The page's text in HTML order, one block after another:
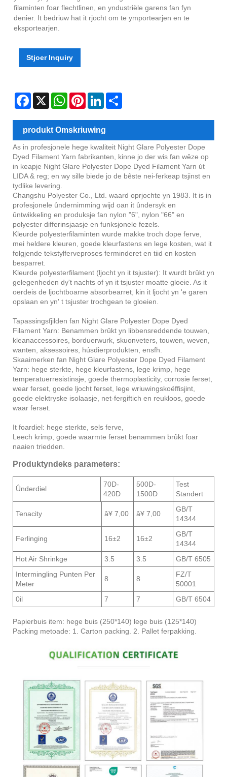
filaminten foar flechtlinen, en yndustriële garens fan fyn
denier. It bedriuw hat it rjocht om te ymportearjen en te
eksportearjen.
Stjoer Inquiry
Facebook
X WhatsAppPinterestLinkedIn
produkt Omskriuwing
As in profesjonele hege kwaliteit Night Glare Polyester Dope
Dyed Filament Yarn fabrikanten, kinne jo der wis fan wêze op
in keapje Night Glare Polyester Dope Dyed Filament Yarn út
LIDA & reg; en wy sille biede jo de bêste nei-ferkeap tsjinst en
tydlike levering.
Changshu Polyester Co., Ltd. waard oprjochte yn 1983. It is in
profesjonele ûndernimming wijd oan it ûndersyk en
ûntwikkeling en produksje fan nylon "6", nylon "66" en
polyester differinsjaasje en funksjonele fezels.
Kleurde polyesterfilaminten wurde makke troch dope ferve,
mei heldere kleuren, goede kleurfastens en lege kosten, wat it
folgjende tekstylferveproses ferminderet en tiid en kosten
besparret.
Kleurde polyesterfilament (ljocht yn it tsjuster): It wurdt brûkt yn
gelegenheden dy't nachts of yn it tsjuster moatte gloeie. As it
oerdeis de ljochtboarne absorbearret, kin it ljocht yn 'e garen
opslaan en yn' t tsjuster trochgean te gloeien.
Tapassingsfjilden fan Night Glare Polyester Dope Dyed
Filament Yarn: Benammen brûkt yn libbensreddende touwen,
kleanaccessoires, borduerwurk, skuonveters, touwen, weven,
wanten, aksessoires, húsdierprodukten, ensfh.
Skaaimerken fan Night Glare Polyester Dope Dyed Filament
Yarn: hege sterkte, hege kleurfastens, lege krimp, hege
temperatuerresistinsje, goede thermoplasticity, corrosie ferset,
wear ferset, goede ljocht ferset, lege wriuwingskoëffisjint,
goede elektryske isolaasje, net-fergiftich en reukloos, goede
waar ferset.
It foardiel: hege sterkte, sels ferve,
Leech krimp, goede waarmte ferset benammen brûkt foar
naaien triedden.
Produktyndeks parameters:
Ûnderdiel
70D-
420D
500D-
1500D
Test
Standert
Tenacity â¥ 7,00 â¥ 7,00
GB/T
14344
Ferlinging 16±2 16±2
GB/T
14344
Hot Air Shrinkge
3.5 3.5
GB/T 6505
Intermingling Punten Per
Meter
8 8
FZ/T
50001
0il
7 7 GB/T 6504
Papierbuis item: hege buis (250*140) lege buis (125*140)
Packing metoade: 1. Carton packing. 2. Pallet ferpakking.